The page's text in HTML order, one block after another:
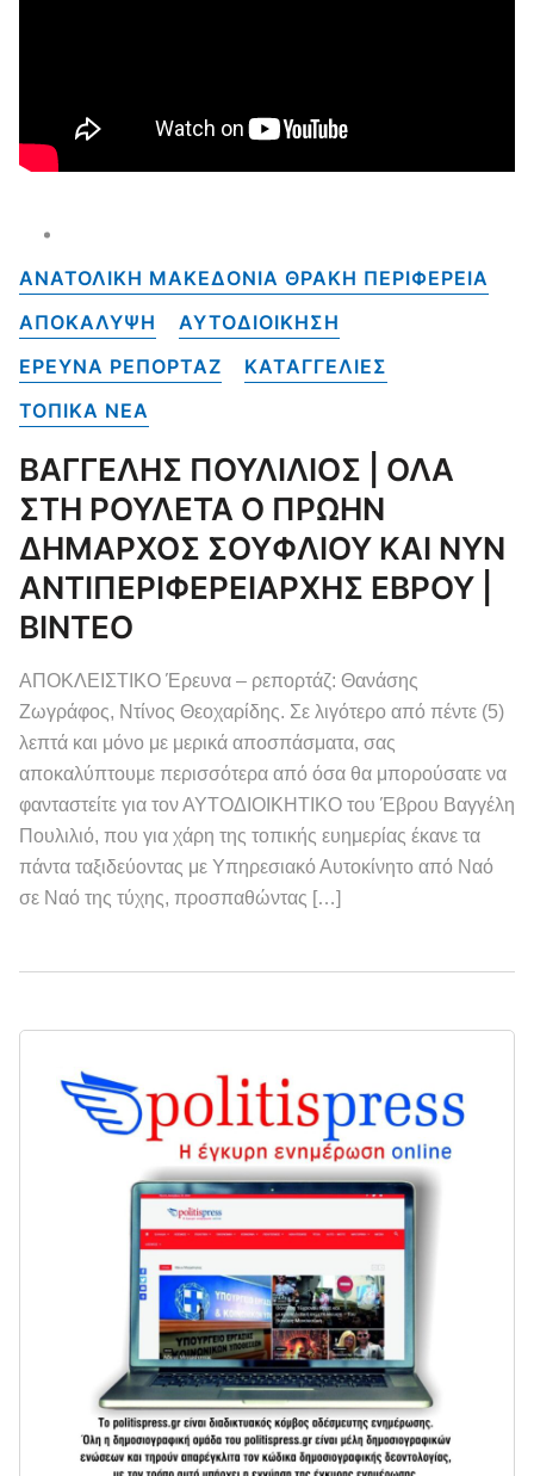
ΑΝΑΤΟΛΙΚΗ ΜΑΚΕΔΟΝΙΑ ΘΡΑΚΗ ΠΕΡΙΦΕΡΕΙΑ
ΑΠΟΚΑΛΥΨΗ
ΑΥΤΟΔΙΟΙΚΗΣΗ
ΕΡΕΥΝΑ ΡΕΠΟΡΤΑΖ
ΚΑΤΑΓΓΕΛΙΕΣ
ΤΟΠΙΚΑ NEA
ΒΑΓΓΕΛΗΣ ΠΟΥΛΙΛΙΟΣ | ΟΛΑ
ΣΤΗ ΡΟΥΛΕΤΑ Ο ΠΡΩΗΝ
ΔΗΜΑΡΧΟΣ ΣΟΥΦΛΙΟΥ ΚΑΙ ΝΥΝ
ΑΝΤΙΠΕΡΙΦΕΡΕΙΑΡΧΗΣ ΕΒΡΟΥ |
ΒΙΝΤΕΟ
ΑΠΟΚΛΕΙΣΤΙΚΟ Έρευνα – ρεπορτάζ: Θανάσης
Ζωγράφος, Ντίνος Θεοχαρίδης. Σε λιγότερο από πέντε (5)
λεπτά και μόνο με μερικά αποσπάσματα, σας
αποκαλύπτουμε περισσότερα από όσα θα μπορούσατε να
φανταστείτε για τον ΑΥΤΟΔΙΟΙΚΗΤΙΚΟ του Έβρου Βαγγέλη
Πουλιλιό, που για χάρη της τοπικής ευημερίας έκανε τα
πάντα ταξιδεύοντας με Υπηρεσιακό Αυτοκίνητο από Ναό
σε Ναό της τύχης, προσπαθώντας […]